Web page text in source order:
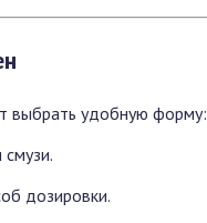
выбрать удобную форму:
дозировки.